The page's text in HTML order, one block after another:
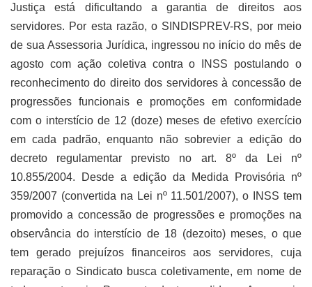
Justiça está dificultando a garantia de direitos aos
servidores. Por esta razão, o SINDISPREV-RS, por meio
de sua Assessoria Jurídica, ingressou no início do mês de
agosto com ação coletiva contra o INSS postulando o
reconhecimento do direito dos servidores à concessão de
progressões funcionais e promoções em conformidade
com o interstício de 12 (doze) meses de efetivo exercício
em cada padrão, enquanto não sobrevier a edição do
decreto regulamentar previsto no art. 8º da Lei nº
10.855/2004. Desde a edição da Medida Provisória nº
359/2007 (convertida na Lei nº 11.501/2007), o INSS tem
promovido a concessão de progressões e promoções na
observância do interstício de 18 (dezoito) meses, o que
tem gerado prejuízos financeiros aos servidores, cuja
reparação o Sindicato busca coletivamente, em nome de